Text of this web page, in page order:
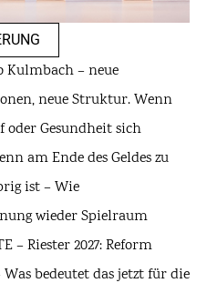
Kulmbach – neue
neue Struktur. Wenn
oder Gesundheit sich
am Ende des Geldes zu
ist – Wie
wieder Spielraum
– Riester 2027: Reform
Was bedeutet das jetzt für die